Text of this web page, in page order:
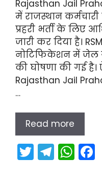
Rajasthan Jail
में राजस्थान
प्रहरी भर्ती के लिए
जारी कर दिया है।
नोटिफिकेशन में जेल
की घोषणा की गई
Rajasthan Jail
…
Read more
T
w
T
el
W
h